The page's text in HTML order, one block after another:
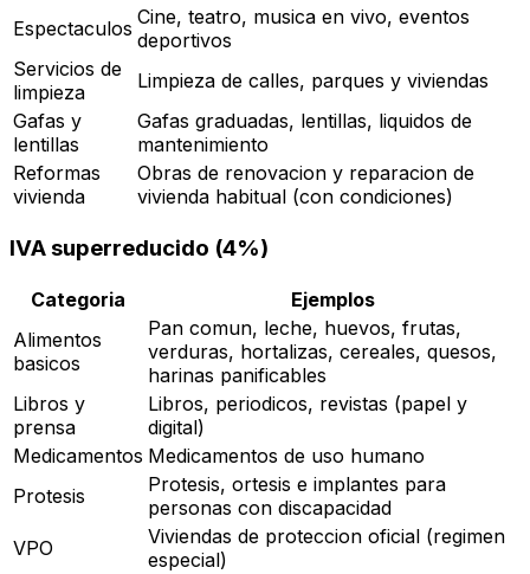
Espectaculos Cine, teatro, musica en vivo, eventos
deportivos
Servicios de
limpieza
Limpieza de calles, parques y viviendas
Gafas y
lentillas
Gafas graduadas, lentillas, liquidos de
mantenimiento
Reformas
vivienda
Obras de renovacion y reparacion de
vivienda habitual (con condiciones)
IVA superreducido (4%)
Categoria
Ejemplos
Alimentos
basicos
Pan comun, leche, huevos, frutas,
verduras, hortalizas, cereales, quesos,
harinas panificables
Libros y
prensa
Libros, periodicos, revistas (papel y
digital)
Medicamentos Medicamentos de uso humano
Protesis
Protesis, ortesis e implantes para
personas con discapacidad
VPO
Viviendas de proteccion oficial (regimen
especial)